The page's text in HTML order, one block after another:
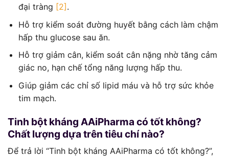
đại tràng [2] .
Hỗ trợ kiểm soát đường huyết bằng cách làm chậm
hấp thu glucose sau ăn.
Hỗ trợ giảm cân, kiểm soát cân nặng nhờ tăng cảm
giác no, hạn chế tổng năng lượng hấp thu.
Giúp giảm các chỉ số lipid máu và hỗ trợ sức khỏe
tim mạch.
Tinh bột kháng AAiPharma có tốt không?
Chất lượng dựa trên tiêu chí nào?
Để trả lời “Tinh bột kháng AAiPharma có tốt không?”,